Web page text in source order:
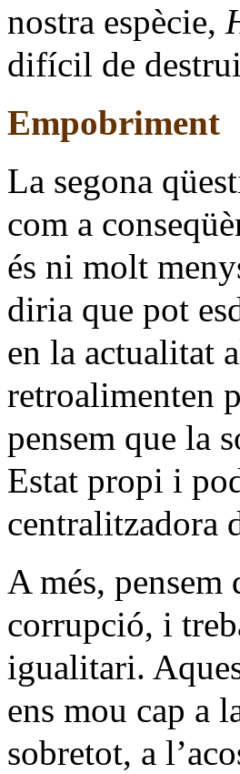
nostra espècie,
difícil de
Empobriment
La segona
com a
és ni molt
diria que pot
en la actualitat
retroalimenten
pensem que la
Estat propi i
centralitzadora
A més,
corrupció, i
igualitari.
ens mou cap a
sobretot, a